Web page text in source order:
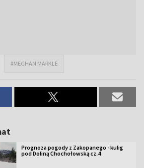
#MEGHAN MARKLE
Prognoza pogody z Zakopanego - kulig
pod Doliną Chochołowską cz.4